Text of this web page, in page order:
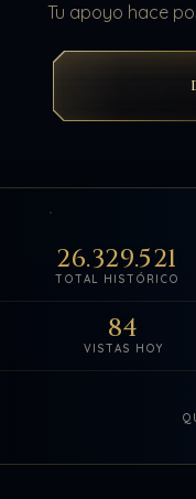
Tu apoyo hace
TOTAL HISTÓRICO
26.329.521
VISTAS HOY
84